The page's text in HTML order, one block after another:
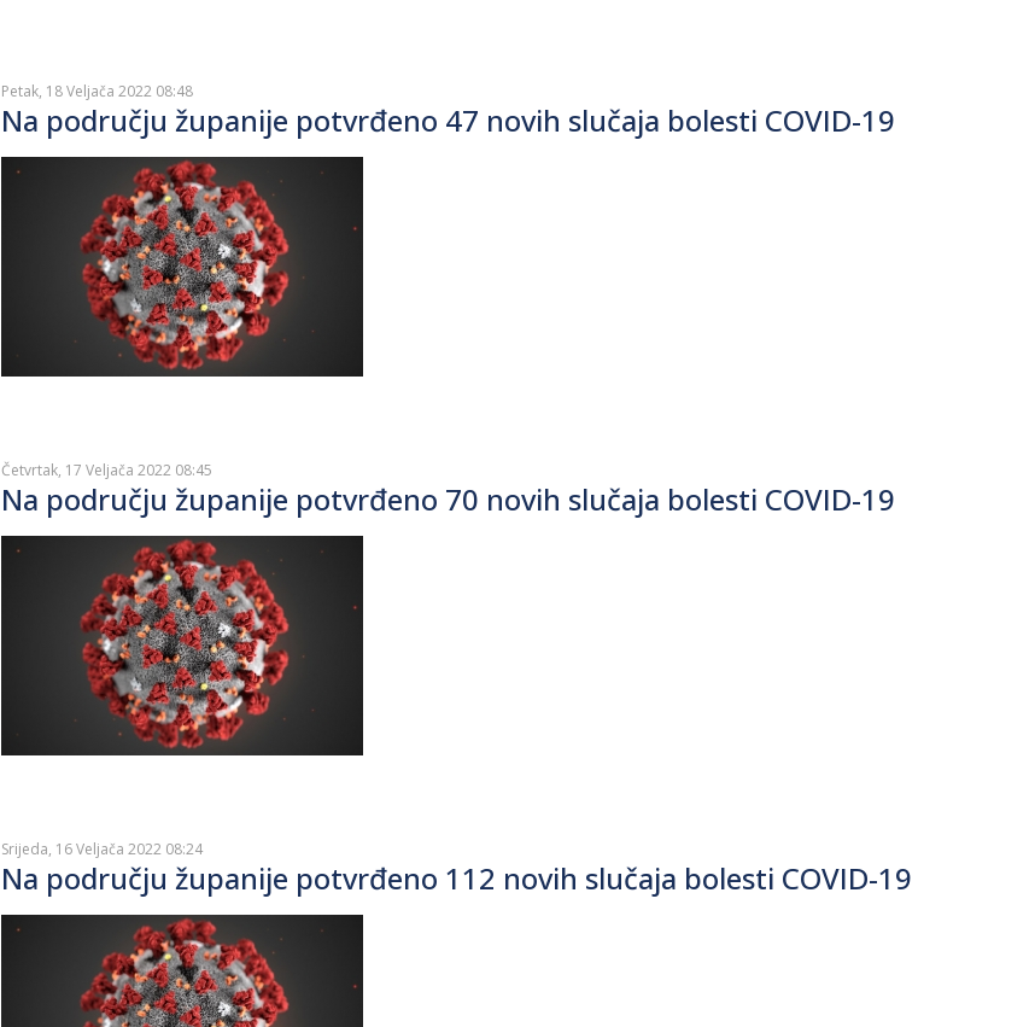
Petak, 18 Veljača 2022 08:48
Na području županije potvrđeno 47 novih slučaja bolesti COVID-19
Četvrtak, 17 Veljača 2022 08:45
Na području županije potvrđeno 70 novih slučaja bolesti COVID-19
Srijeda, 16 Veljača 2022 08:24
Na području županije potvrđeno 112 novih slučaja bolesti COVID-19